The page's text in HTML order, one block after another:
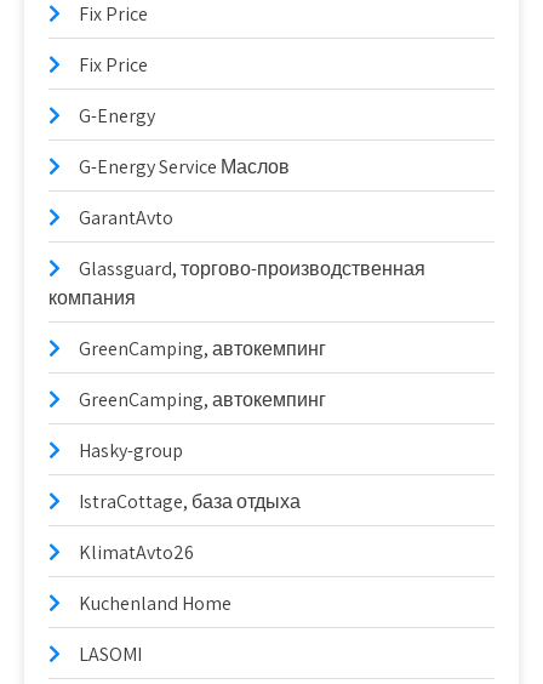
Fix Price
Fix Price
G-Energy
G-Energy Service Маслов
GarantAvto
Glassguard, торгово-производственная
компания
GreenCamping, автокемпинг
GreenCamping, автокемпинг
Hasky-group
IstraCottage, база отдыха
KlimatAvto26
Kuchenland Home
LASOMI